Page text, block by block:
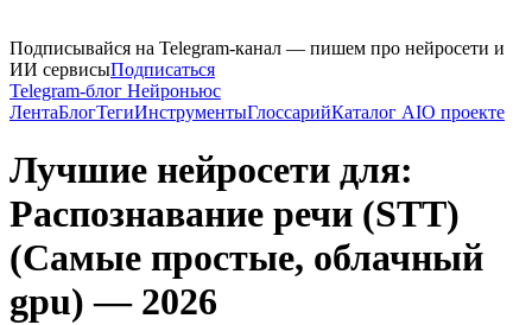
Подписывайся на Telegram-канал — пишем про нейросети и
ИИ сервисыПодписаться
Telegram-блог Нейроньюс
ЛентаБлогТегиИнструментыГлоссарийКаталог AIО проекте
Лучшие нейросети для:
Распознавание речи (STT)
(Самые простые, облачный
gpu) — 2026